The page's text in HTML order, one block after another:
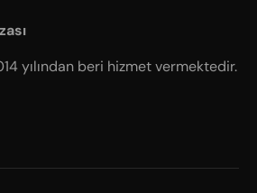
yılından beri hizmet vermektedir.